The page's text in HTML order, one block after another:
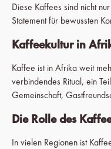
Diese Kaffees sind nicht
Statement für bewussten
Kaffeekultur in
Kaffee ist in Afrika weit
verbindendes Ritual, ein
Gemeinschaft,
Die Rolle des
In vielen Regionen ist